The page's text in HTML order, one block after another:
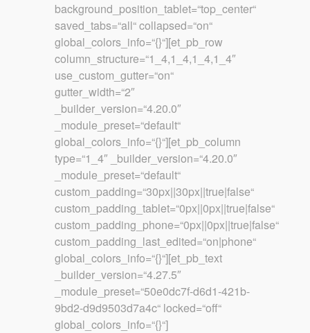
background_position_tablet=“top_center“
saved_tabs=“all“ collapsed=“on“
global_colors_info=“{}“][et_pb_row
column_structure=“1_4,1_4,1_4,1_4″
use_custom_gutter=“on“
gutter_width=“2″
_builder_version=“4.20.0″
_module_preset=“default“
global_colors_info=“{}“][et_pb_column
type=“1_4″ _builder_version=“4.20.0″
_module_preset=“default“
custom_padding=“30px||30px||true|false“
custom_padding_tablet=“0px||0px||true|false“
custom_padding_phone=“0px||0px||true|false“
custom_padding_last_edited=“on|phone“
global_colors_info=“{}“][et_pb_text
_builder_version=“4.27.5″
_module_preset=“50e0dc7f-d6d1-421b-
9bd2-d9d9503d7a4c“ locked=“off“
global_colors_info=“{}“]